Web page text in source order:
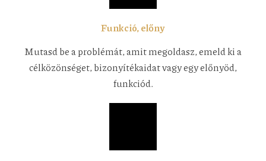
Funkció, előny
Mutasd be a problémát, amit megoldasz, emeld ki a
célközönséget, bizonyítékaidat vagy egy előnyöd,
funkciód.